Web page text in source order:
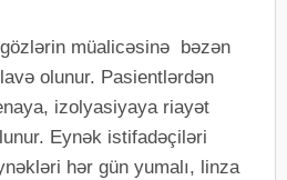
müalicəsinə bəzən
olunur. Pasientlərdən
izolyasiyaya riayət
Eynək istifadəçiləri
hər gün yumalı, linza